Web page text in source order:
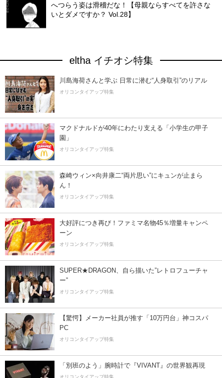
へつらう姿は滑稽だな！【母親ならすべてを許さな
いとダメですか？ Vol.28】
eltha イチオシ特集
川島海荷さんと学ぶ 日常に潜む“人身取引”のリアル
オリコンタイアップ特集
マクドナルドが40年にわたり支える「小学生の甲子
園」
オリコンタイアップ特集
森崎ウィン×向井康二“両片思い”にキュンが止まら
ん！
オリコンタイアップ特集
大好評につき再び！ファミマ名物45％増量キャンペ
ーン
オリコンタイアップ特集
SUPER★DRAGON、自ら描いた”レトロフューチャ
ー”
オリコンタイアップ特集
【驚愕】メーカー社員が推す「10万円台」神コスパ
PC
オリコンタイアップ特集
「別班のよう」腕時計で『VIVANT』の世界観再現
オリコンタイアップ特集